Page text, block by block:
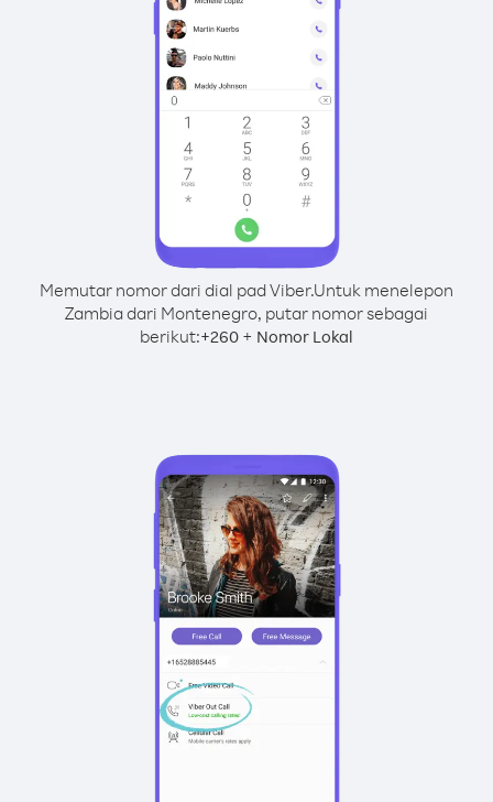
Memutar nomor dari dial pad Viber.Untuk menelepon
Zambia dari Montenegro, putar nomor sebagai
berikut:+260 + Nomor Lokal